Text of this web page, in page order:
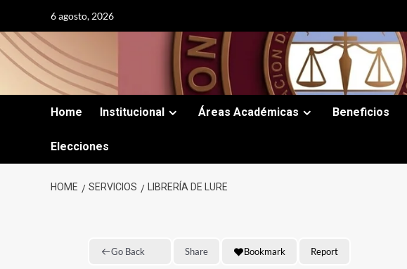
content
6 agosto, 2026
Home Institucional Áreas Académicas Beneficios
Elecciones
HOME SERVICIOS LIBRERÍA DE LURE
Go Back Share Bookmark Report